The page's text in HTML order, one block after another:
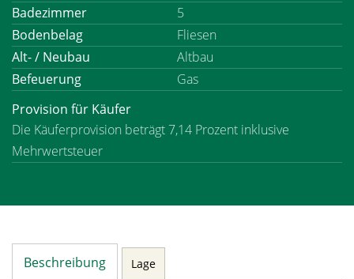
Badezimmer
5
Bodenbelag
Fliesen
Alt- / Neubau
Altbau
Befeuerung
Gas
Provision für Käufer
Die Käuferprovision beträgt 7,14 Prozent inklusive
Mehrwertsteuer
Beschreibung Lage